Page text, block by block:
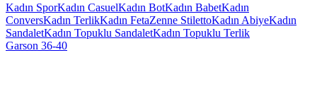
Kadın SporKadın CasuelKadın BotKadın BabetKadın
ConversKadın TerlikKadın FetaZenne StilettoKadın AbiyeKadın
SandaletKadın Topuklu SandaletKadın Topuklu Terlik
Garson 36-40